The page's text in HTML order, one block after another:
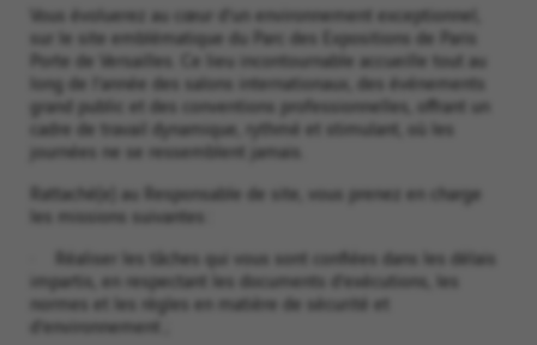
Vous évoluerez au cœur d’un environnement exceptionnel,
sur le site emblématique du Parc des Expositions de Paris
Porte de Versailles. Ce lieu incontournable accueille tout au
long de l’année des salons internationaux, des événements
grand public et des conventions professionnelles, offrant un
cadre de travail dynamique, rythmé et stimulant, où les
journées ne se ressemblent jamais.
Rattaché(e) au Responsable de site, vous prenez en charge
les missions suivantes :
· Réaliser les tâches qui vous sont confiées dans les délais
impartis, en respectant les documents d’exécutions, les
normes et les règles en matière de sécurité et
d’environnement ;